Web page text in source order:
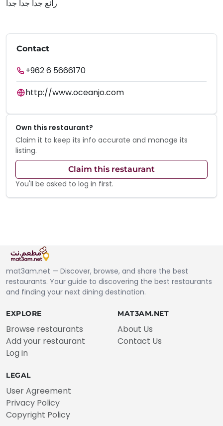
رائع جدا جدا جدا
Contact
+962 6 5666170
http://www.oceanjo.com
Own this restaurant?
Claim it to keep its info accurate and manage its
listing.
Claim this restaurant
You'll be asked to log in first.
mat3am.net — Discover, browse, and share the best
restaurants. Your guide to discovering the best restaurants
and finding your next dining destination.
EXPLORE
Browse restaurants
Add your restaurant
Log in
MAT3AM.NET
About Us
Contact Us
LEGAL
User Agreement
Privacy Policy
Copyright Policy